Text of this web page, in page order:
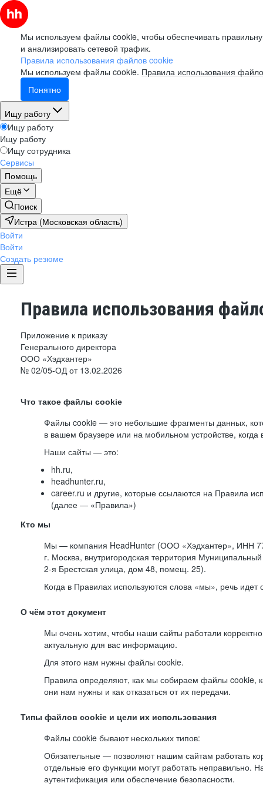
Мы используем файлы cookie, чтобы обеспечивать
и анализировать сетевой трафик.
Правила использования файлов cookie
Мы используем файлы cookie. Правила использования
Понятно
Ищу работу
Ищу работу
Ищу работу
Ищу сотрудника
Сервисы
Помощь
Ещё
Поиск
Истра (Московская область)
Войти
Войти
Создать резюме
Правила использования
Приложение к приказу
Генерального директора
ООО «Хэдхантер»
№ 02/05-ОД от 13.02.2026
Что такое файлы cookie
Файлы cookie — это небольшие фрагменты данных,
в вашем браузере или на мобильном устройстве,
Наши сайты — это:
hh.ru,
headhunter.ru,
career.ru и другие, которые ссылаются на Правила
(далее — «Правила»)
Кто мы
Мы — компания HeadHunter (ООО «Хэдхантер», ИНН
г. Москва, внутригородская территория Муниципальный
2-я Брестская улица, дом 48, помещ. 25).
Когда в Правилах используются слова «мы», речь
О чём этот документ
Мы очень хотим, чтобы наши сайты работали
актуальную для вас информацию.
Для этого нам нужны файлы cookie.
Правила определяют, как мы собираем файлы cookie,
они нам нужны и как отказаться от их передачи.
Типы файлов cookie и цели их использования
Файлы cookie бывают нескольких типов:
Обязательные — позволяют нашим сайтам работать
отдельные его функции могут работать неправильно.
аутентификация или обеспечение безопасности.